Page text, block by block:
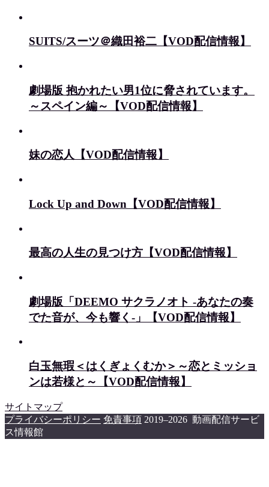
SUITS/スーツ＠織田裕二【VOD配信情報】
劇場版 抱かれたい男1位に脅されています。
～スペイン編～【VOD配信情報】
妹の恋人【VOD配信情報】
Lock Up and Down【VOD配信情報】
最高の人生の見つけ方【VOD配信情報】
劇場版「DEEMO サクラノオト -あなたの奏
でた音が、今も響く-」【VOD配信情報】
白玉無瑕＜はくぎょくむか＞～恋とミッショ
ンは若様と～【VOD配信情報】
サイトマップ
プライバシーポリシー 免責事項 2019–2026 動画配信サービ
ス情報館